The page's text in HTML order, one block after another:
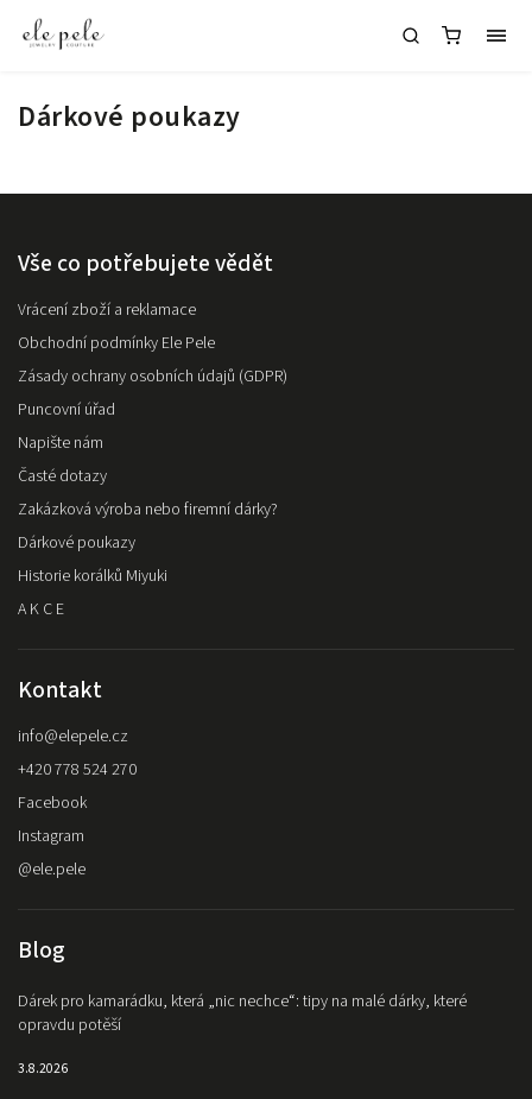
Dárkové poukazy
Vše co potřebujete vědět
Vrácení zboží a reklamace
Obchodní podmínky Ele Pele
Zásady ochrany osobních údajů (GDPR)
Puncovní úřad
Napište nám
Časté dotazy
Zakázková výroba nebo firemní dárky?
Dárkové poukazy
Historie korálků Miyuki
A K C E
Kontakt
info@elepele.cz
+420 778 524 270
Facebook
Instagram
@ele.pele
Blog
Dárek pro kamarádku, která „nic nechce“: tipy na malé dárky, které
opravdu potěší
3.8.2026